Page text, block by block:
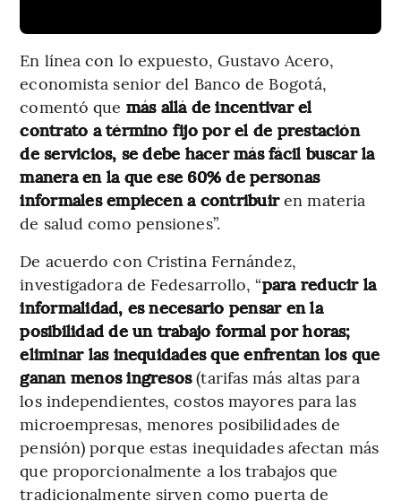
En línea con lo expuesto, Gustavo Acero,
economista senior del Banco de Bogotá,
comentó que más allá de incentivar el
contrato a término fijo por el de prestación
de servicios, se debe hacer más fácil buscar la
manera en la que ese 60% de personas
informales empiecen a contribuiren materia
de salud como pensiones”.
De acuerdo con Cristina Fernández,
investigadora de Fedesarrollo, “para reducir la
informalidad, es necesario pensar en la
posibilidad de un trabajo formal por horas;
eliminar las inequidades que enfrentan los que
ganan menos ingresos(tarifas más altas para
los independientes, costos mayores para las
microempresas, menores posibilidades de
pensión) porque estas inequidades afectan más
que proporcionalmente a los trabajos que
tradicionalmente sirven como puerta de